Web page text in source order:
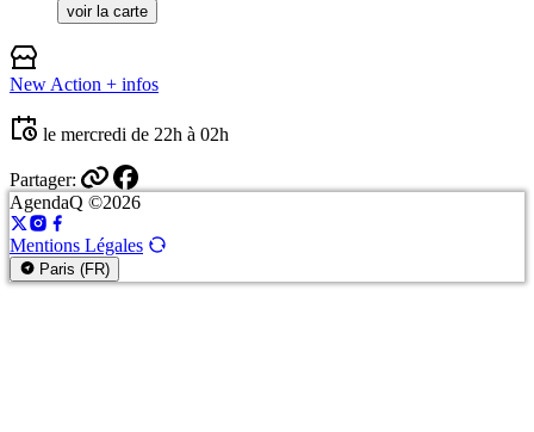
voir la carte
New Action + infos
le mercredi de 22h à 02h
Partager:
AgendaQ ©2026
Mentions Légales
Paris (FR)